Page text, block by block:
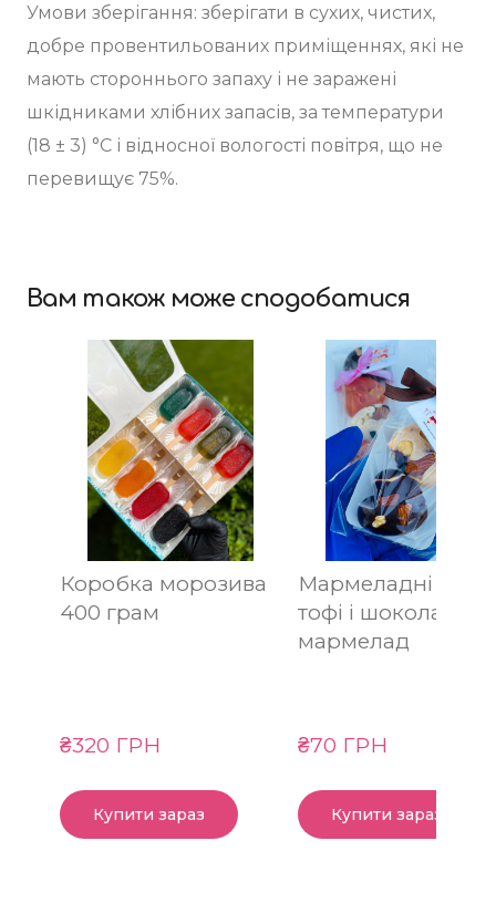
Умови зберігання: зберігати в сухих, чистих,
добре провентильованих приміщеннях, які не
мають стороннього запаху і не заражені
шкідниками хлібних запасів, за температури
(18 ± 3) °C і відносної вологості повітря, що не
перевищує 75%.
Вам також може сподобатися
Коробка морозива
400 грам
₴320 ГРН
Купити зараз
Мармеладні
тофі і
мармелад
₴70 ГРН
Купити зараз